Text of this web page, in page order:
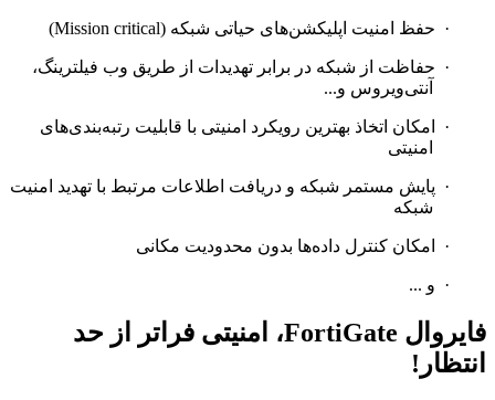
· حفظ امنیت اپلیکشن‌های حیاتی شبکه (Mission critical
)
· حفاظت از شبکه در برابر تهدیدات از طریق وب فیلترینگ،
آنتی‌ویروس و...
·
امکان اتخاذ بهترین رویکرد امنیتی با قابلیت رتبه‌بندی‌های
امنیتی
· پایش مستمر شبکه و دریافت اطلاعات مرتبط با تهدید امنیت
شبکه
· امکان کنترل داده‌ها بدون محدودیت مکانی
· و ...
فایروال FortiGate، امنیتی فراتر از حد
انتظار!